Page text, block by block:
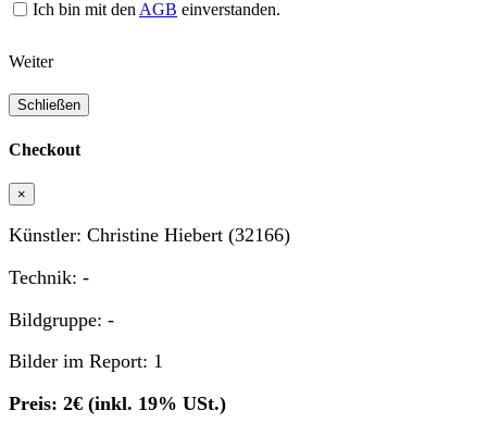
Ich bin mit den AGB einverstanden.
Weiter
Schließen
Checkout
×
Künstler: Christine Hiebert (32166)
Technik: -
Bildgruppe: -
Bilder im Report: 1
Preis: 2€ (inkl. 19% USt.)